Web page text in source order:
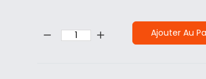
Quantité: Ajouter Au